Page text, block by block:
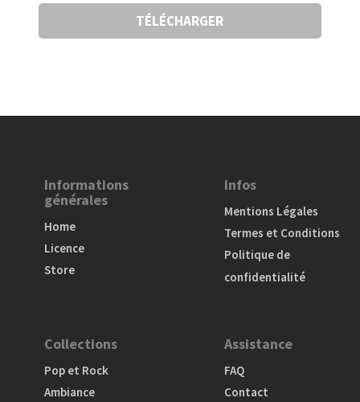
TÉLÉCHARGER
Informations
générales
Home
Licence
Store
Infos
Mentions Légales
Termes et Conditions
Politique de
confidentialité
Collections
Pop et Rock
Ambiance
Assistance
FAQ
Contact